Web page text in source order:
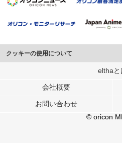
クッキーの使用について
このサイトでは Cookie を使用して、ユー
行っています。
メディアや広告配信、データ解析の各パ
各パートナーは、この情報とユーザーが
ユーザーが各パートナーのサービスを使
elthaと
会社概要
お問い合わせ
© oricon